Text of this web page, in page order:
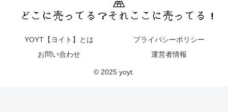
YOYT【ヨイト】とは
プライバシーポリシー
お問い合わせ
運営者情報
© 2025 yoyt.